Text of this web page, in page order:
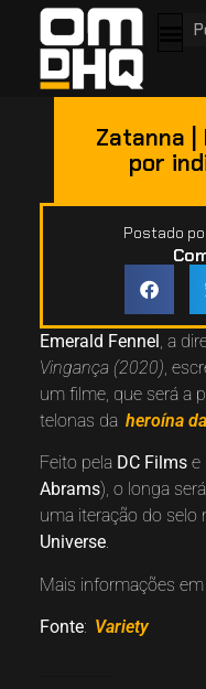
Zatanna
por
Postado
Emerald Fennel, a
Vingança (2020),
um filme, que será a
telonas da heroína da
Feito pela DC Filmse
Abrams), o longa
uma iteração do selo
Universe.
Mais informações em
Fonte: Variety